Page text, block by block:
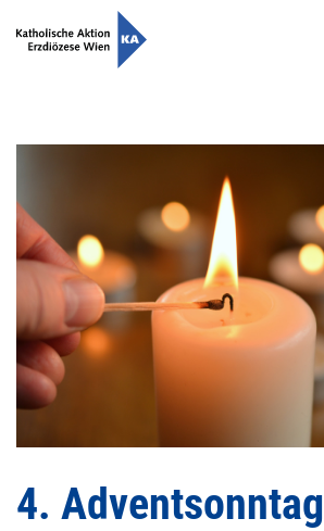
4. Adventsonntag